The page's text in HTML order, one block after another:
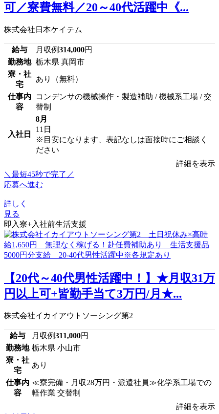
可／寮費無料／20～40代活躍中《...
株式会社日本ケイテム
給与 月収例314,000円
勤務地 栃木県 真岡市
寮・社
宅
あり（無料）
仕事内
容
コンデンサの機械操作・製造補助 / 機械系工場 / 交
替制
入社日
8月
11日
※目安になります、表記なしは面接時にご相談く
ださい
詳細を表示
＼最短45秒で完了／
応募へ進む
詳しく
見る
即入寮+入社前生活支援
【20代～40代男性活躍中！】★月収31万
円以上可+皆勤手当て3万円/月★...
株式会社イカイアウトソーシング第2
給与 月収例311,000円
勤務地 栃木県 小山市
寮・社
宅
あり
仕事内
容
≪寮完備・月収28万円・派遣社員≫化学系工場での
軽作業 交替制
詳細を表示